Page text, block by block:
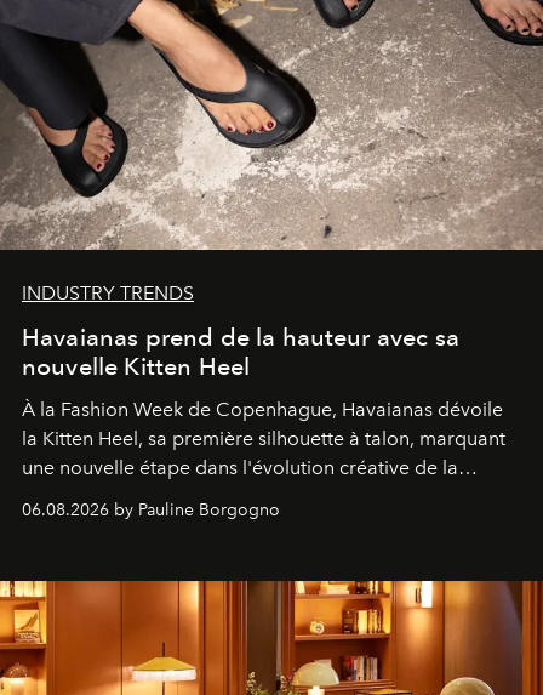
INDUSTRY TRENDS
Havaianas prend de la hauteur avec sa
nouvelle Kitten Heel
À la Fashion Week de Copenhague, Havaianas dévoile
la Kitten Heel, sa première silhouette à talon, marquant
une nouvelle étape dans l'évolution créative de la
06.08.2026 by Pauline Borgogno